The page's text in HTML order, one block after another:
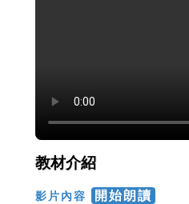
教材介紹
影片內容 開始朗讀